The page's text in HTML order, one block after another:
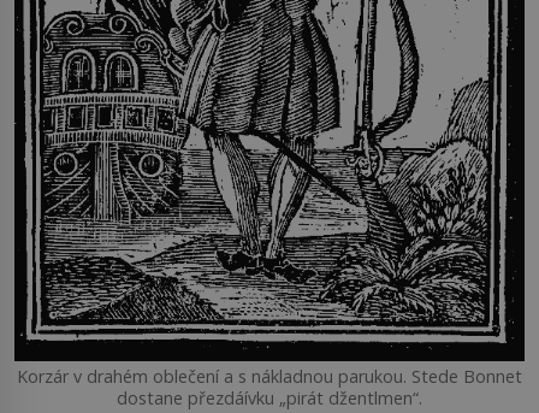
Korzár v drahém oblečení a s nákladnou parukou. Stede Bonnet
dostane přezdáívku „pirát džentlmen“.